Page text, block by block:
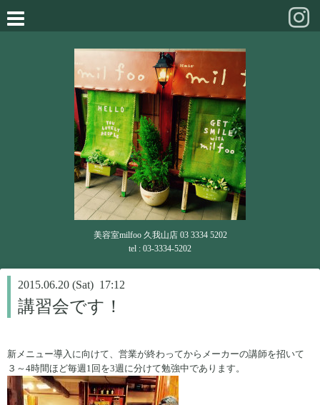
美容室milfoo 久我山店 03 3334 5202
tel : 03-3334-5202
2015.06.20 (Sat) 17:12
講習会です！
新メニュー導入に向けて、営業が終わってからメーカーの講師を招いて
３～4時間ほど毎週1回を3週に分けて勉強中であります。